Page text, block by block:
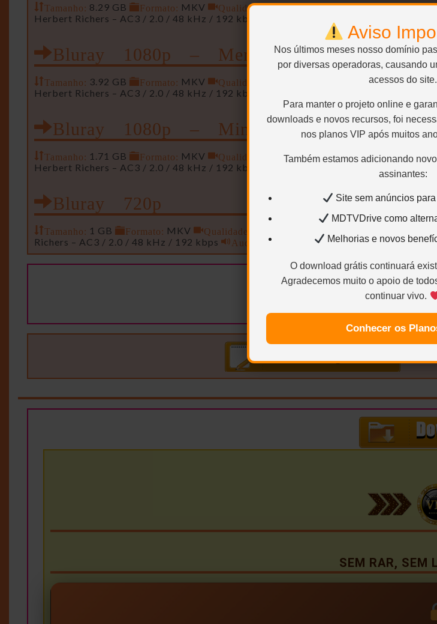
Aviso
Nos últimos meses nosso domínio
por diversas operadoras, causando
acessos do site.
Para manter o projeto online e
downloads e novos recursos, foi
nos planos VIP após muitos
Também estamos adicionando
assinantes:
Site sem anúncios
MDTVDrive como
Melhorias e novos
O download grátis continuará
Agradecemos muito o apoio de
continuar vivo.
Conhecer os
Tamanho: 8.29 GB Formato: MKV Qualidade:1920×1040 – H.264 / AVC / 1.85:1
Herbert Richers – AC3 / 2.0 / 48 kHz / 192 kbps
Bluray 1080p – Menor
Tamanho: 3.92 GB Formato: MKV Qualidade: 1920×1040 – H.264 / AVC / 1.85:1
Herbert Richers – AC3 / 2.0 / 48 kHz / 192 kbps
Bluray 1080p – Mini
Tamanho: 1.71 GB Formato: MKV Qualidade: 1920×1040 – H.264 / AVC / 1.85:1
Herbert Richers – AC3 / 2.0 / 48 kHz / 192 kbps
Inglês – AC3 – 2.0 / 48
Bluray 720p
Tamanho: 1 GB Formato: MKV Qualidade:
Richers – AC3 / 2.0 / 48 kHz / 192 kbps
Audio2: Inglês – AC3 – 2.0 / 48 kHz / 192
Remasterizador, Encoder
SEM RAR, SEM